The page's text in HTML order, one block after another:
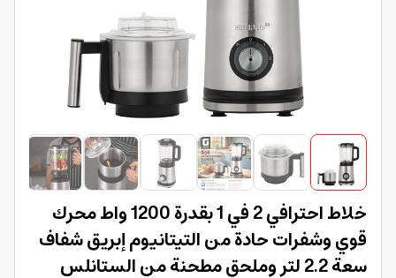
خلاط احترافي 2 في 1 بقدرة 1200 واط محرك
قوي وشفرات حادة من التيتانيوم إبريق شفاف
سعة 2.2 لتر وملحق مطحنة من الستانلس